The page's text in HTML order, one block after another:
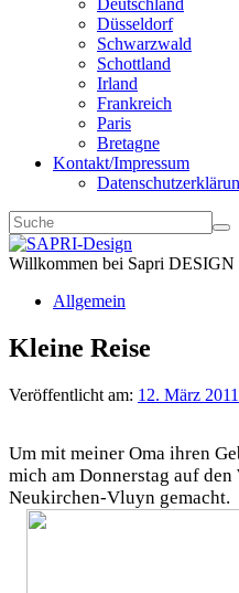
Deutschland
Düsseldorf
Schwarzwald
Schottland
Irland
Frankreich
Paris
Bretagne
Kontakt/Impressum
Willkommen bei Sapri DESIGN
Allgemein
Kleine Reise
Veröffentlicht am: 12. März 2011
Um mit meiner Oma ihren
mich am Donnerstag auf
Neukirchen-Vluyn gemacht.